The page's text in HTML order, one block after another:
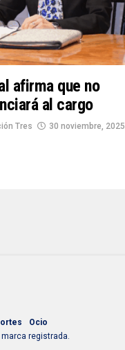
afirma que no
al cargo
Tres 30 noviembre, 2025
Ocio
registrada.